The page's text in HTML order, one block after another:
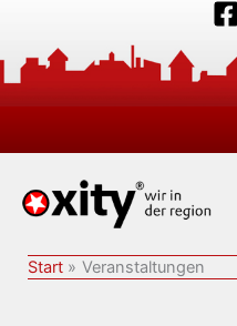
springen
Start Veranstaltungen